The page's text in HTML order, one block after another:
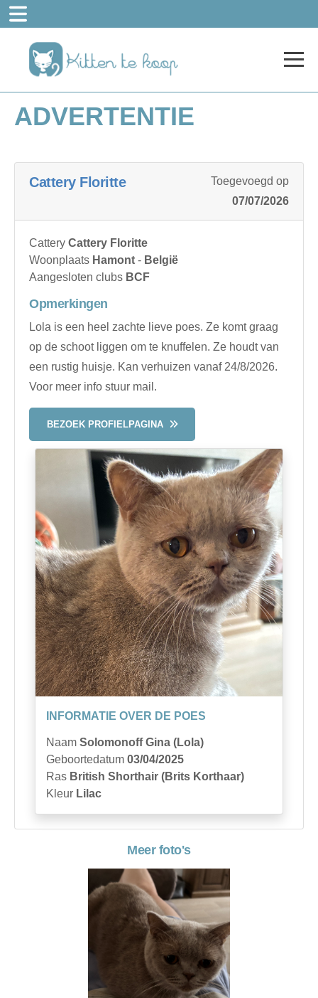
ADVERTENTIE
Cattery Floritte
Toegevoegd op
07/07/2026
Cattery Cattery Floritte
Woonplaats Hamont - België
Aangesloten clubs BCF
Opmerkingen
Lola is een heel zachte lieve poes. Ze komt graag
op de schoot liggen om te knuffelen. Ze houdt van
een rustig huisje. Kan verhuizen vanaf 24/8/2026.
Voor meer info stuur mail.
BEZOEK PROFIELPAGINA
INFORMATIE OVER DE POES
Naam Solomonoff Gina (Lola)
Geboortedatum 03/04/2025
Ras British Shorthair (Brits Korthaar)
Kleur Lilac
Meer foto's